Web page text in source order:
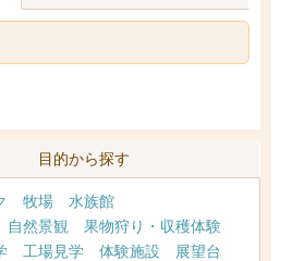
目的から探す
牧場
水族館
自然景観
果物狩り・収穫体験
工場見学 体験施設
展望台